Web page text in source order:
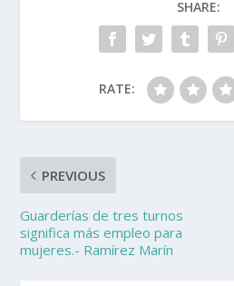
SHARE:
RATE:
PREVIOUS
Guarderías de tres turnos
significa más empleo para
mujeres.- Ramírez Marín